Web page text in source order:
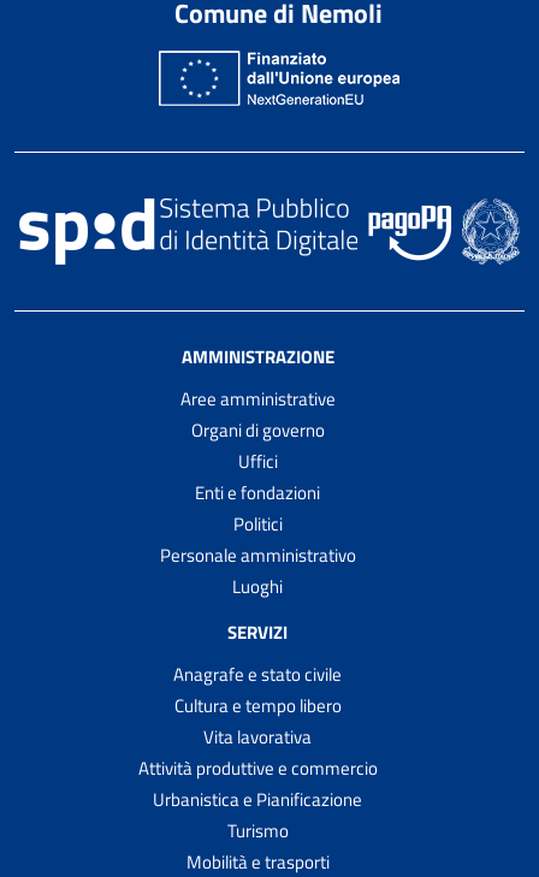
Comune di Nemoli
AMMINISTRAZIONE
Aree amministrative
Organi di governo
Uffici
Enti e fondazioni
Politici
Personale amministrativo
Luoghi
SERVIZI
Anagrafe e stato civile
Cultura e tempo libero
Vita lavorativa
Attività produttive e commercio
Urbanistica e Pianificazione
Turismo
Mobilità e trasporti